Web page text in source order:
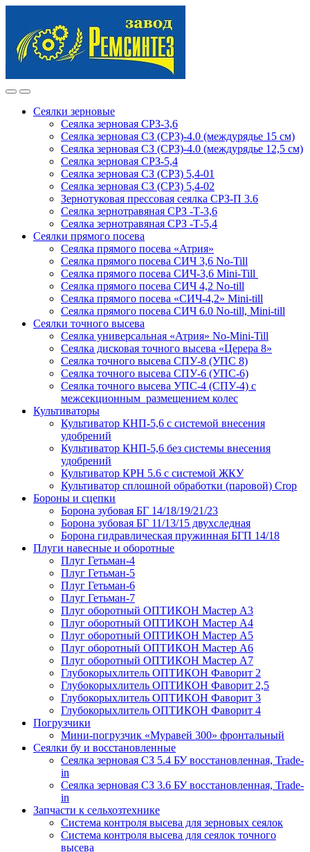
navigation
content
Сеялки зерновые
Сеялка зерновая СРЗ-3,6
Сеялка зерновая СЗ (СРЗ)-4.0 (междурядье 15 см)
Сеялка зерновая СЗ (СРЗ)-4.0 (междурядье 12,5 см)
Сеялка зерновая СРЗ-5,4
Сеялка зерновая СЗ (СРЗ) 5,4-01
Сеялка зерновая СЗ (СРЗ) 5,4-02
Зернотуковая прессовая сеялка СРЗ-П 3.6
Сеялка зернотравяная СРЗ -Т-3,6
Сеялка зернотравяная СРЗ -Т-5,4
Сеялки прямого посева
Сеялка прямого посева «Атрия»
Сеялка прямого посева СИЧ 3,6 No-Till
Сеялка прямого посева СИЧ-3,6 Mini-Till
Сеялка прямого посева СИЧ 4,2 No-till
Сеялка прямого посева «СИЧ-4,2» Mini-till
Сеялка прямого посева СИЧ 6.0 No-till, Mini-till
Сеялки точного высева
Сеялка универсальная «Атрия» No-Mini-Till
Сеялка дисковая точного высева «Церера 8»
Сеялка точного высева СПУ-8 (УПС 8)
Сеялка точного высева СПУ-6 (УПС-6)
Сеялка точного высева УПС-4 (СПУ-4) с
межсекционным размещением колес
Культиваторы
Культиватор КНП-5,6 с системой внесения
удобрений
Культиватор КНП-5,6 без системы внесения
удобрений
Культиватор КРН 5.6 с системой ЖКУ
Культиватор сплошной обработки (паровой) Crop
Бороны и сцепки
Борона зубовая БГ 14/18/19/21/23
Борона зубовая БГ 11/13/15 двухследная
Борона гидравлическая пружинная БГП 14/18
Плуги навесные и оборотные
Плуг Гетьман-4
Плуг Гетьман-5
Плуг Гетьман-6
Плуг Гетьман-7
Плуг оборотный ОПТИКОН Мастер А3
Плуг оборотный ОПТИКОН Мастер А4
Плуг оборотный ОПТИКОН Мастер А5
Плуг оборотный ОПТИКОН Мастер А6
Плуг оборотный ОПТИКОН Мастер А7
Глубокорыхлитель ОПТИКОН Фаворит 2
Глубокорыхлитель ОПТИКОН Фаворит 2,5
Глубокорыхлитель ОПТИКОН Фаворит 3
Глубокорыхлитель ОПТИКОН Фаворит 4
Погрузчики
Мини-погрузчик «Муравей 300» фронтальный
Сеялки бу и восстановленные
Сеялка зерновая СЗ 5.4 БУ восстановленная, Trade-
in
Сеялка зерновая СЗ 3.6 БУ восстановленная, Trade-
in
Запчасти к сельхозтехнике
Система контроля высева для зерновых сеялок
Система контроля высева для сеялок точного
высева